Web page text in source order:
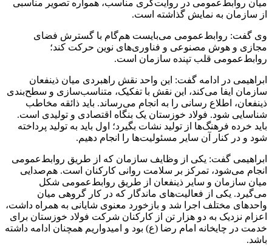
میان روابط‌عمومی در روایت‌گری مناسب، همواره تصویر مناسبی
از سازمان به نمایش گذاشته است.
وی گفت: روابط‌عمومی می‌بایست هم‌گام با گسترش فضای
مجازی و هوش مصنوعی و فناوری‌های نوین حرکت کند؛
روابط‌عمومی قلب تپنده سازمان است.
ابراهیمی در ادامه گفت: این واحد نقش راهبردی میان ذینفعان
سازمان ایفا می‌کند، این نقش با تفکیک، متناسب‌سازی و سطح‌بندی
ذینفعان، اطلاع‌ رسانی را به انجام می‌رساند. باید ذائقه مخاطب
شناسایی شود. فولاد خوزستان یک بنگاه اقتصادی و تولیدی است.
باید خرده‌ فرهنگ‌ها از تولید نشات بگیرد؛ اول باید به تولید پرداخته
شود و در کنار آن سایر مسئولیت‌ها را انجام دهیم.
ابراهیمی گفت: یکی از وظایف سازمان که از طریق روابط‌عمومی
انجام می‌شود، تمرکز بر سلامت روانی کارکنان است. هم‌صدایی
میان سازمان و سایر ذینفعان از طریق روابط‌عمومی شکل
می‌گیرد. یکی از فعالیت‌های ماندگار که در کار گروهی میان
واحدهای مختلف اجرا شد و بازخورد معنوی شایانی به همراه داشت،
اعزام نزدیک به دو هزار تن از کارکنان شرکت فولاد خوزستان برای
خدمت در چایخانه امام رضا (ع) بود و امیدواریم همچنان ادامه داشته
باشد.